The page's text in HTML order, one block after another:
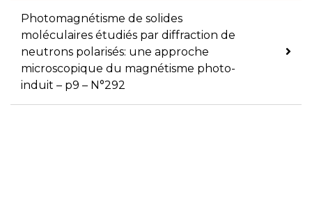
Photomagnétisme de solides
moléculaires étudiés par diffraction de
neutrons polarisés: une approche
microscopique du magnétisme photo-
induit – p9 – N°292